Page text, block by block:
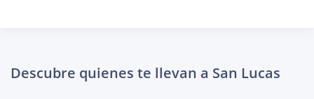
Descubre quienes te llevan a San Lucas